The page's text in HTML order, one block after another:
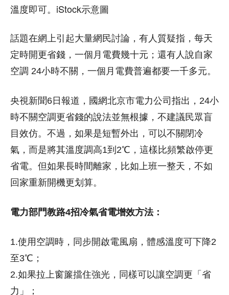
溫度即可。iStock示意圖
話題在網上引起大量網民討論，有人質疑指，每天
定時開更省錢，一個月電費幾十元；還有人說自家
空調 24小時不關，一個月電費普遍都要一千多元。
央視新聞6日報道，國網北京市電力公司指出，24小
時不關空調更省錢的說法並無根據，不建議民眾盲
目效仿。不過，如果是短暫外出，可以不關閉冷
氣，而是將其溫度調高1到2℃，這樣比頻繁啟停更
省電。但如果長時間離家，比如上班一整天，不如
回家重新開機更划算。
電力部門教路4招冷氣省電增效方法：
1.使用空調時，同步開啟電風扇，體感溫度可下降2
至3℃；
2.如果拉上窗簾擋住強光，同樣可以讓空調更「省
力」；